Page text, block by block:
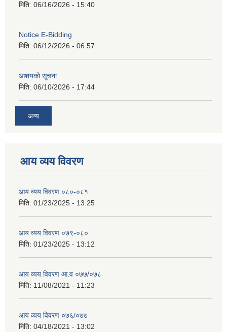
मिति: 06/16/2026 - 15:40
Notice E-Bidding
मिति: 06/12/2026 - 06:57
आशयको सूचना
मिति: 06/10/2026 - 17:44
अन्य
आय व्यय विवरण
आय व्यय विवरण ०८०-०८१
मिति: 01/23/2025 - 13:25
आय व्यय विवरण ०७९-०८०
मिति: 01/23/2025 - 13:12
आय व्यय विवरण आ.व ०७७/०७८
मिति: 11/08/2021 - 11:23
आय व्यय विवरण ०७६/०७७
मिति: 04/18/2021 - 13:02